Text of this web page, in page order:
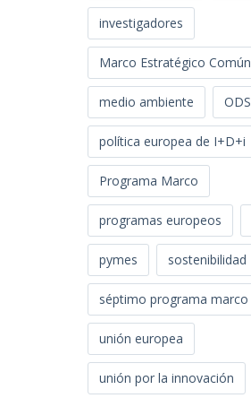
investigadores
Marco Estratégico Común
medio ambiente ODS
política europea de I+D+i
Programa Marco
programas europeos
pymes sostenibilidad
séptimo programa marco
unión europea
unión por la innovación